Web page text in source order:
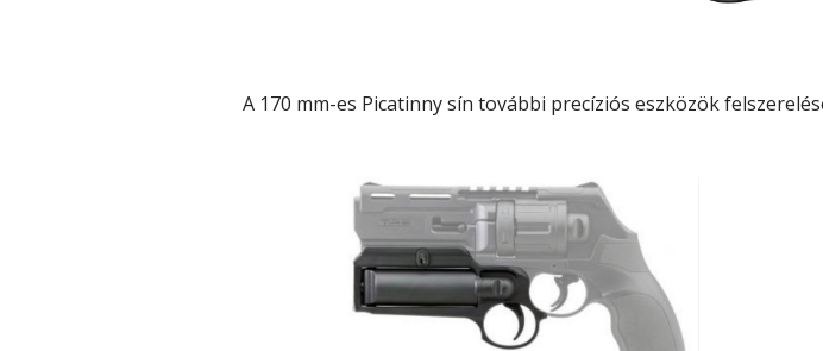
A 170 mm-es Picatinny sín további precíziós eszközök